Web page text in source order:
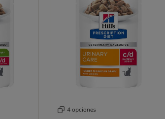
4 opciones